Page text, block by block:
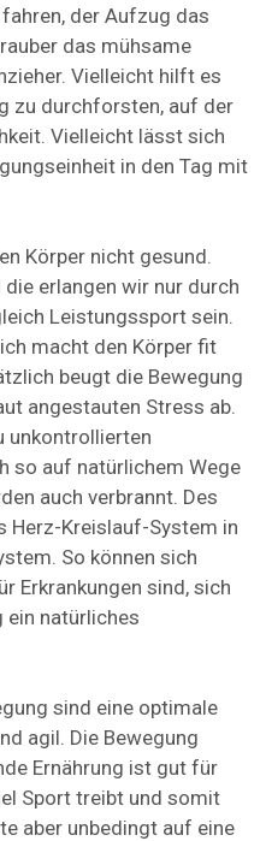
der Aufzug das
das mühsame
Vielleicht hilft es
zu durchforsten, auf der
Vielleicht lässt sich
in den Tag mit
Körper nicht gesund.
erlangen wir nur durch
Leistungssport sein.
macht den Körper fit
beugt die Bewegung
angestauten Stress ab.
unkontrollierten
so auf natürlichem Wege
auch verbrannt. Des
Herz-Kreislauf-System in
So können sich
Erkrankungen sind, sich
ein natürliches
sind eine optimale
agil. Die Bewegung
Ernährung ist gut für
Sport treibt und somit
aber unbedingt auf eine